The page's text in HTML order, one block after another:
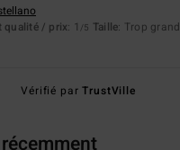
qualité / prix: 1 /5 Taille: Trop grand
Vérifié parTrustVille